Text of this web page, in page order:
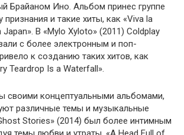
Брайаном Ино. Альбом принес группе
и такие хиты, как «Viva la
Japan». В «Mylo Xyloto» (2011) Coldplay
с более электронным и поп-
к созданию таких хитов, как
Teardrop Is a Waterfall».
своими концептуальными альбомами,
различные темы и музыкальные
Stories» (2014) был более интимным